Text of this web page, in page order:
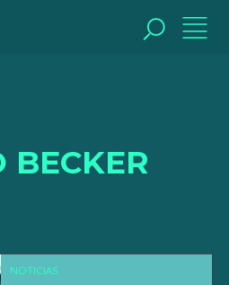
BECKER
NOTICIAS